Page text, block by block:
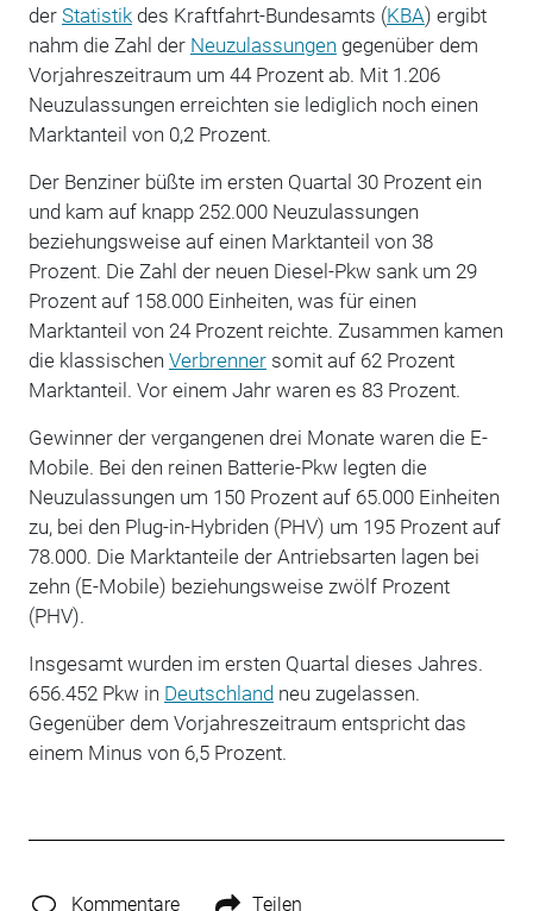
der Statistikdes Kraftfahrt-Bundesamts (KBA) ergibt
nahm die Zahl der Neuzulassungen gegenüber dem
Vorjahreszeitraum um 44 Prozent ab. Mit 1.206
Neuzulassungen erreichten sie lediglich noch einen
Marktanteil von 0,2 Prozent.
Der Benziner büßte im ersten Quartal 30 Prozent ein
und kam auf knapp 252.000 Neuzulassungen
beziehungsweise auf einen Marktanteil von 38
Prozent. Die Zahl der neuen Diesel-Pkw sank um 29
Prozent auf 158.000 Einheiten, was für einen
Marktanteil von 24 Prozent reichte. Zusammen kamen
die klassischen Verbrennersomit auf 62 Prozent
Marktanteil. Vor einem Jahr waren es 83 Prozent.
Gewinner der vergangenen drei Monate waren die E-
Mobile. Bei den reinen Batterie-Pkw legten die
Neuzulassungen um 150 Prozent auf 65.000 Einheiten
zu, bei den Plug-in-Hybriden (PHV) um 195 Prozent auf
78.000. Die Marktanteile der Antriebsarten lagen bei
zehn (E-Mobile) beziehungsweise zwölf Prozent
(PHV).
Insgesamt wurden im ersten Quartal dieses Jahres.
656.452 Pkw in Deutschlandneu zugelassen.
Gegenüber dem Vorjahreszeitraum entspricht das
einem Minus von 6,5 Prozent.
Kommentare Teilen